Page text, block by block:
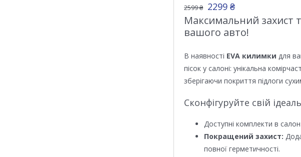
2599₴ 2299 ₴
Максимальний захист
вашого авто!
В наявності EVA килимки для
пісок у салоні: унікальна
зберігаючи покриття підлоги
Сконфігуруйте свій
Доступні комплекти в
Покращений захист:
повної герметичності.